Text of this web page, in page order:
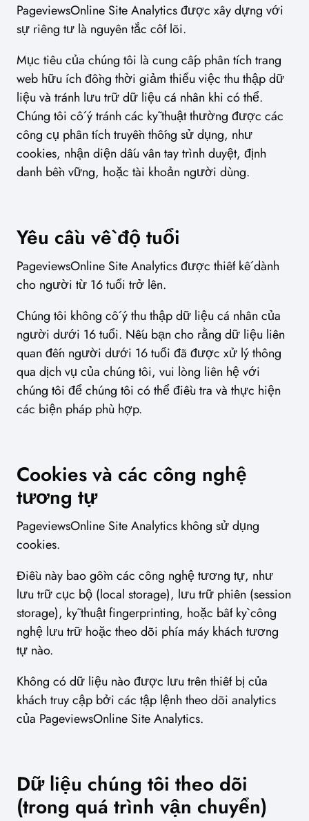
PageviewsOnline Site Analytics được xây dựng với
sự riêng tư là nguyên tắc cốt lõi.
Mục tiêu của chúng tôi là cung cấp phân tích trang
web hữu ích đồng thời giảm thiểu việc thu thập dữ
liệu và tránh lưu trữ dữ liệu cá nhân khi có thể.
Chúng tôi cố ý tránh các kỹ thuật thường được các
công cụ phân tích truyền thống sử dụng, như
cookies, nhận diện dấu vân tay trình duyệt, định
danh bền vững, hoặc tài khoản người dùng.
Yêu cầu về độ tuổi
PageviewsOnline Site Analytics được thiết kế dành
cho người từ 16 tuổi trở lên.
Chúng tôi không cố ý thu thập dữ liệu cá nhân của
người dưới 16 tuổi. Nếu bạn cho rằng dữ liệu liên
quan đến người dưới 16 tuổi đã được xử lý thông
qua dịch vụ của chúng tôi, vui lòng liên hệ với
chúng tôi để chúng tôi có thể điều tra và thực hiện
các biện pháp phù hợp.
Cookies và các công nghệ
tương tự
PageviewsOnline Site Analytics không sử dụng
cookies.
Điều này bao gồm các công nghệ tương tự, như
lưu trữ cục bộ (local storage), lưu trữ phiên (session
storage), kỹ thuật fingerprinting, hoặc bất kỳ công
nghệ lưu trữ hoặc theo dõi phía máy khách tương
tự nào.
Không có dữ liệu nào được lưu trên thiết bị của
khách truy cập bởi các tập lệnh theo dõi analytics
của PageviewsOnline Site Analytics.
Dữ liệu chúng tôi theo dõi
(trong quá trình vận chuyển)